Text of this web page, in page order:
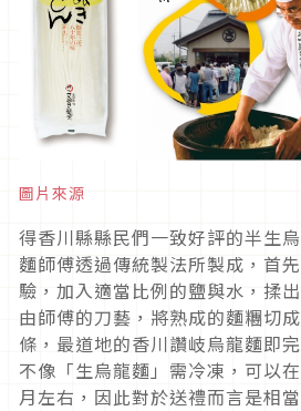
圖片來源
得香川縣縣民們一致好評的半生
麵師傅透過傳統製法所製成，首
驗，加入適當比例的鹽與水，揉
由師傅的刀藝，將熟成的麵糰切
條，最道地的香川讚岐烏龍麵即
不像「生烏龍麵」需冷凍，可以
月左右，因此對於送禮而言是相